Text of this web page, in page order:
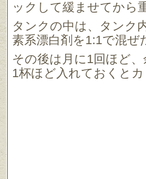
ックして緩ませてから
タンクの中は、タンク
素系漂白剤を1:1で混
その後は月に1回ほど
1杯ほど入れておくと